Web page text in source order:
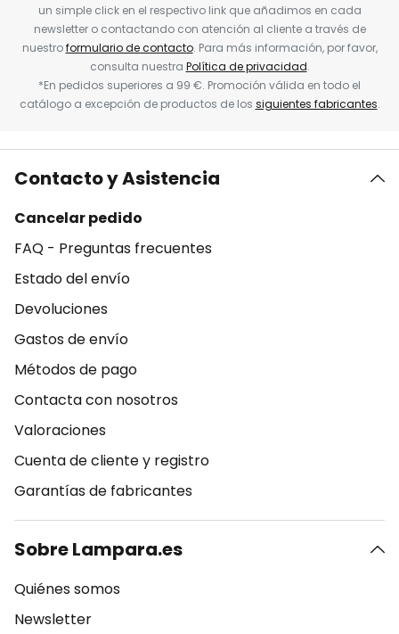
un simple click en el respectivo link que añadimos en cada
newsletter o contactando con atención al cliente a través de
nuestroformulario de contacto. Para más información, por favor,
consulta nuestra Política de privacidad.
*En pedidos superiores a 99 €. Promoción válida en todo el
catálogo a excepción de productos de los siguientes fabricantes.
Contacto y Asistencia
Cancelar pedido
FAQ - Preguntas frecuentes
Estado del envío
Devoluciones
Gastos de envío
Métodos de pago
Contacta con nosotros
Valoraciones
Cuenta de cliente y registro
Garantías de fabricantes
Sobre Lampara.es
Quiénes somos
Newsletter